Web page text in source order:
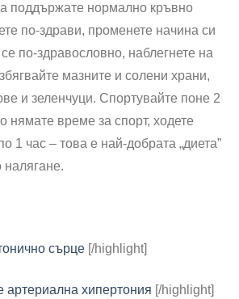
поддържате нормално кръвно
по-здрави, променете начина си
по-здравословно, наблегнете на
мазните и солени храни,
и зеленчуци. Спортувайте поне 2
нямате време за спорт, ходете
1 час – това е най-добрата „диета”
налягане.
сърце [/highlight]
артериална хипертония [/highlight]